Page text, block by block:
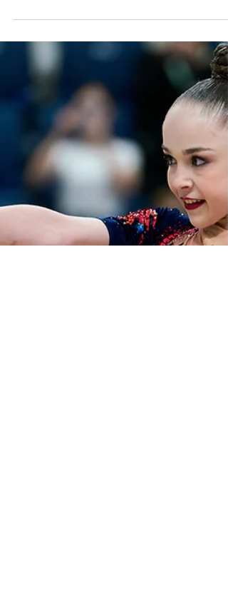
Те надделяха над Украйна с 3:2 в
изключително оспорван двубой,
добавяйки нов успех към актива си.
Началото на двубоя бе равностойно,
като двата тима редуваха преднината
и нито един не успя да натрупа
аванс. В решителните моменти обаче
българките показаха здрави нерви и
22:22 спечелиха три поредни
разигравания, с което затвориха гейма
своя полза. BalkanNews Мерелин
Николова поведе България